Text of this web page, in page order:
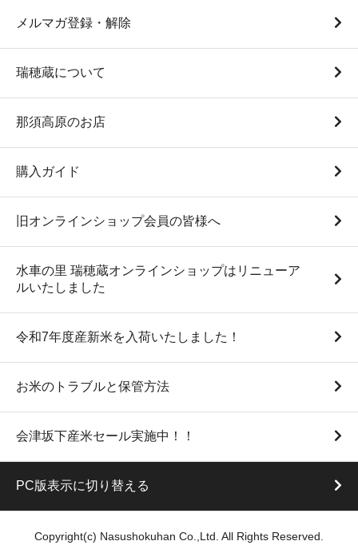
メルマガ登録・解除
瑞穂蔵について
那須高原のお店
購入ガイド
旧オンラインショップ会員の皆様へ
水車の里 瑞穂蔵オンラインショップはリニューア
ルいたしました
令和7年度産新米を入荷いたしました！
お米のトラブルと保管方法
会津坂下産米セール実施中！！
PC版表示に切り替える
Copyright(c) Nasushokuhan Co.,Ltd. All Rights Reserved.